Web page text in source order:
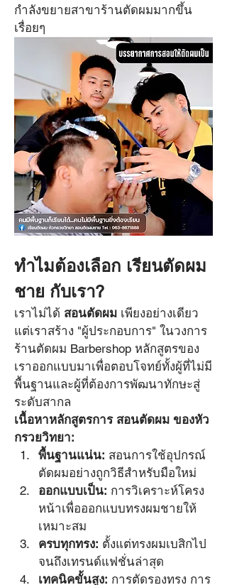
กำลังขยายสาขาร้านตัดผมมากขึ้น
เรื่อยๆ
ทำไมต้องเลือก เรียนตัดผม
ชาย กับเรา?
เราไม่ได้ สอนตัดผม เพียงอย่างเดียว
แต่เราสร้าง "ผู้ประกอบการ" ในวงการ
ร้านตัดผม Barbershop หลักสูตรของ
เราออกแบบมาเพื่อตอบโจทย์ทั้งผู้ที่ไม่มี
พื้นฐานและผู้ที่ต้องการพัฒนาทักษะสู่
ระดับสากล
เนื้อหาหลักสูตรการ สอนตัดผม ของหัว
กรวยวิทยา:
พื้นฐานแน่น: สอนการใช้อุปกรณ์
ตัดผมอย่างถูกวิธีสำหรับมือใหม่
ออกแบบเป็น: การวิเคราะห์โครง
หน้าเพื่อออกแบบทรงผมชายให้
เหมาะสม
ครบทุกทรง: ตั้งแต่ทรงผมเบสิกไป
จนถึงเทรนด์แฟชั่นล่าสุด
เทคนิคขั้นสูง: การตัดรองทรง การ